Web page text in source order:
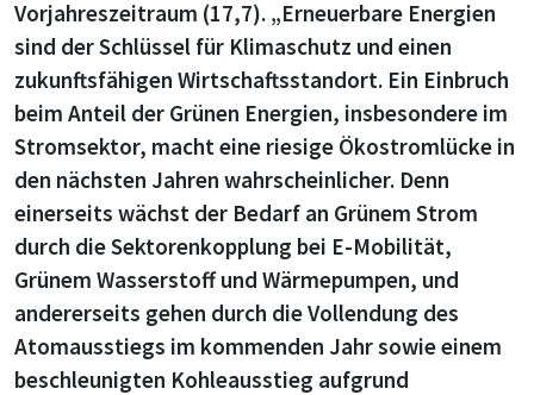
Vorjahreszeitraum (17,7). „Erneuerbare Energien
sind der Schlüssel für Klimaschutz und einen
zukunftsfähigen Wirtschaftsstandort. Ein Einbruch
beim Anteil der Grünen Energien, insbesondere im
Stromsektor, macht eine riesige Ökostromlücke in
den nächsten Jahren wahrscheinlicher. Denn
einerseits wächst der Bedarf an Grünem Strom
durch die Sektorenkopplung bei E-Mobilität,
Grünem Wasserstoff und Wärmepumpen, und
andererseits gehen durch die Vollendung des
Atomausstiegs im kommenden Jahr sowie einem
beschleunigten Kohleausstieg aufgrund